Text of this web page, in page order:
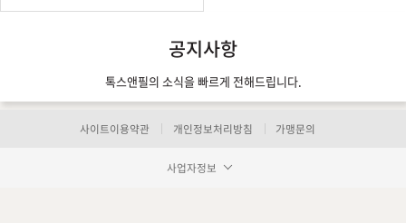
공지사항
톡스앤필의 소식을 빠르게 전해드립니다.
사이트이용약관 개인정보처리방침 가맹문의
사업자정보